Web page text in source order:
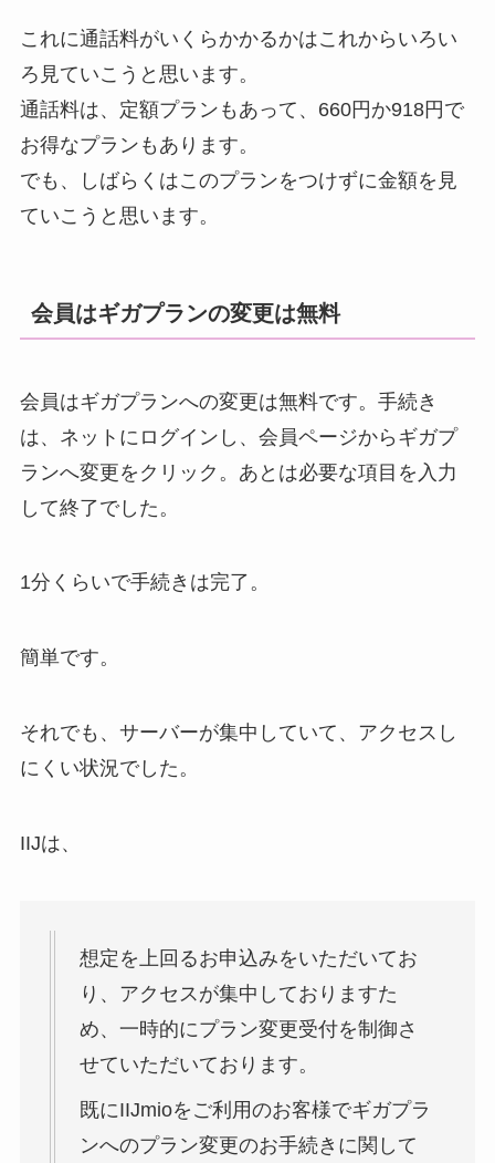
これに通話料がいくらかかるかはこれからいろい
ろ見ていこうと思います。
通話料は、定額プランもあって、660円か918円で
お得なプランもあります。
でも、しばらくはこのプランをつけずに金額を見
ていこうと思います。
会員はギガプランの変更は無料
会員はギガプランへの変更は無料です。手続き
は、ネットにログインし、会員ページからギガプ
ランへ変更をクリック。あとは必要な項目を入力
して終了でした。
1分くらいで手続きは完了。
簡単です。
それでも、サーバーが集中していて、アクセスし
にくい状況でした。
IIJは、
想定を上回るお申込みをいただいてお
り、アクセスが集中しておりますた
め、一時的にプラン変更受付を制御さ
せていただいております。
既にIIJmioをご利用のお客様でギガプラ
ンへのプラン変更のお手続きに関して